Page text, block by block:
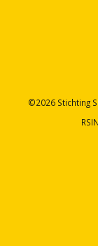
©2026 Stichting